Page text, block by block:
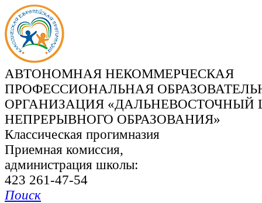
АВТОНОМНАЯ НЕКОММЕРЧЕСКАЯ
ПРОФЕССИОНАЛЬНАЯ
ОРГАНИЗАЦИЯ «ДАЛЬНЕВОСТОЧНЫЙ
НЕПРЕРЫВНОГО ОБРАЗОВАНИЯ»
Классическая прогимназия
Приемная комиссия,
администрация школы:
423 261-47-54
Поиск